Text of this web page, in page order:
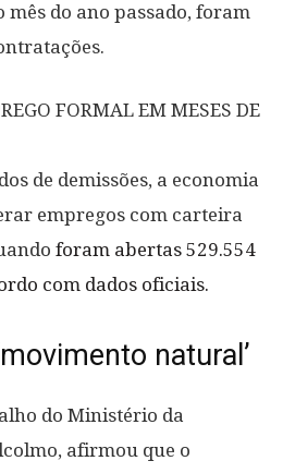
mês do ano passado, foram
FORMAL EM MESES DE
de demissões, a economia
empregos com carteira
foram abertas 529.554
com dados oficiais.
natural’
do Ministério da
afirmou que o